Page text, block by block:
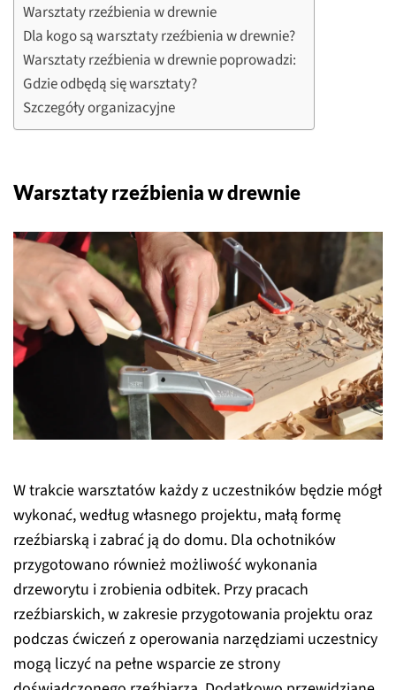
Warsztaty rzeźbienia w drewnie
Dla kogo są warsztaty rzeźbienia w drewnie?
Warsztaty rzeźbienia w drewnie poprowadzi:
Gdzie odbędą się warsztaty?
Szczegóły organizacyjne
Warsztaty rzeźbienia w drewnie
W trakcie warsztatów każdy z uczestników będzie mógł
wykonać, według własnego projektu, małą formę
rzeźbiarską i zabrać ją do domu. Dla ochotników
przygotowano również możliwość wykonania
drzeworytu i zrobienia odbitek. Przy pracach
rzeźbiarskich, w zakresie przygotowania projektu oraz
podczas ćwiczeń z operowania narzędziami uczestnicy
mogą liczyć na pełne wsparcie ze strony